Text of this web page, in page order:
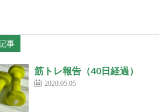
事
筋トレ報告（40日経過）
2020.05.05